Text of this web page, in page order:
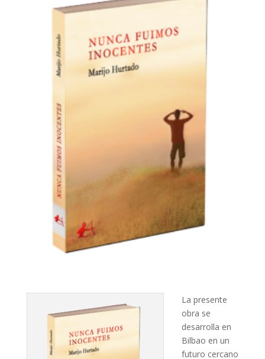
La presente
obra se
desarrolla en
Bilbao en un
futuro cercano